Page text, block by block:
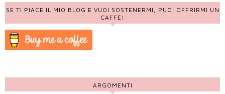
SE TI PIACE IL MIO BLOG E VUOI SOSTENERMI, PUOI OFFRIRMI UN
CAFFÈ!
ARGOMENTI